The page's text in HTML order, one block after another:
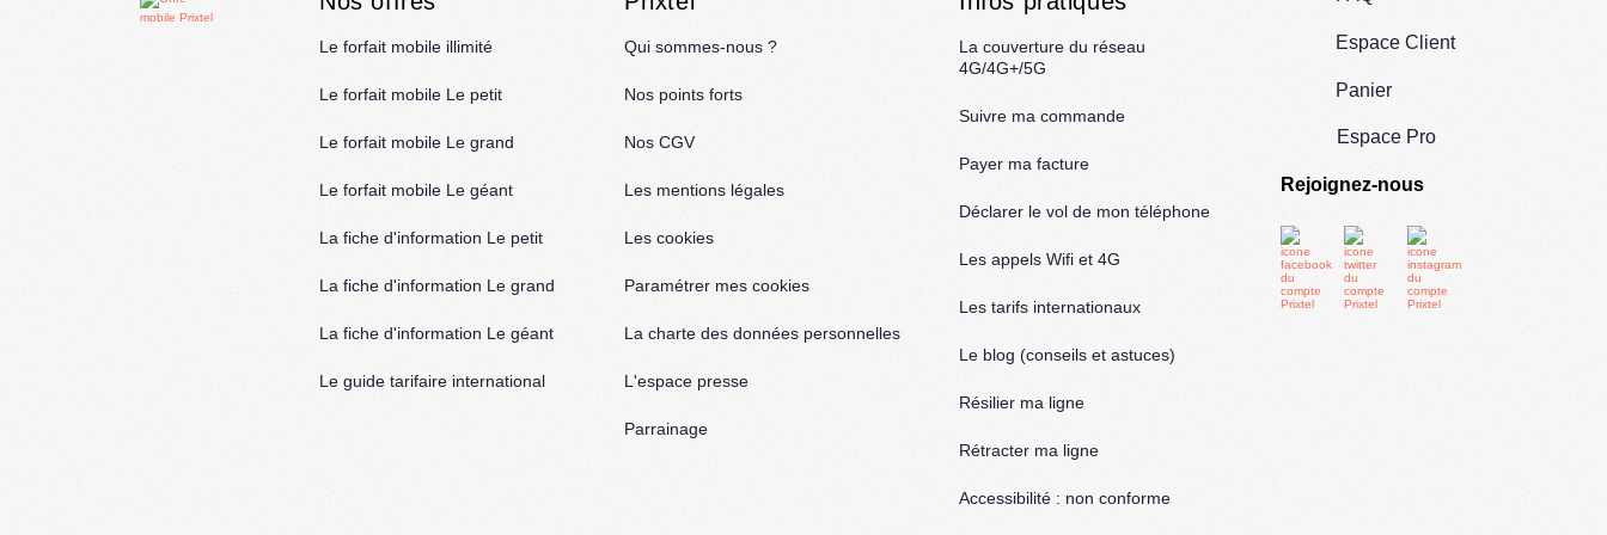
Le forfait mobile illimité
Le forfait mobile Le petit
Le forfait mobile Le grand
Le forfait mobile Le géant
La fiche d'information Le petit
La fiche d'information Le grand
La fiche d'information Le géant
Le guide tarifaire international
Qui sommes-nous ?
Nos points forts
Nos CGV
Les mentions légales
Les cookies
Paramétrer mes cookies
La charte des données personnelles
L'espace presse
Parrainage
La couverture du réseau
4G/4G+/5G
Suivre ma commande
Payer ma facture
Déclarer le vol de mon téléphone
Les appels Wifi et 4G
Les tarifs internationaux
Le blog (conseils et astuces)
Résilier ma ligne
Rétracter ma ligne
Accessibilité : non conforme
Espace Client
Panier
Espace Pro
Rejoignez-nous